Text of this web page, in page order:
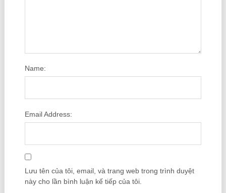
Name:
Email Address:
Lưu tên của tôi, email, và trang web trong trình duyệt
này cho lần bình luận kế tiếp của tôi.